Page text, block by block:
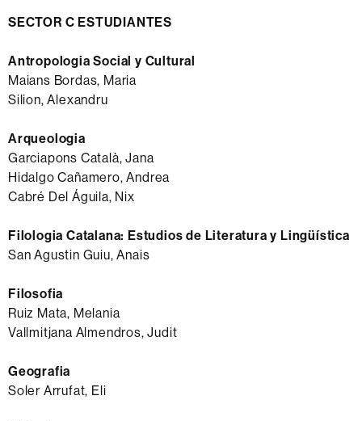
SECTOR C ESTUDIANTES
Antropologia Social y Cultural
Maians Bordas, Maria
Silion, Alexandru
Arqueologia
Garciapons Català, Jana
Hidalgo Cañamero, Andrea
Cabré Del Águila, Nix
Filologia Catalana: Estudios de Literatura y Lingüística
San Agustin Guiu, Anais
Filosofia
Ruiz Mata, Melania
Vallmitjana Almendros, Judit
Geografia
Soler Arrufat, Eli